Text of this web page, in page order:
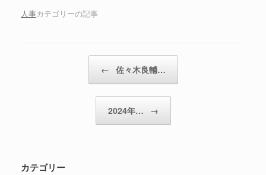
人事カテゴリーの記事
← 佐々木良輔…
2024年… →
カテゴリー